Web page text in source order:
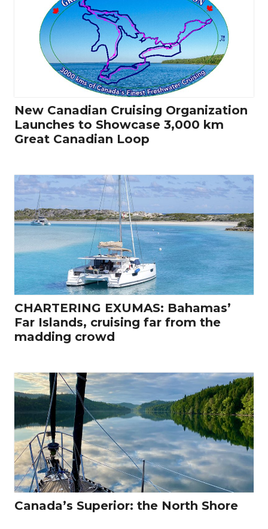
New Canadian Cruising Organization
Launches to Showcase 3,000 km
Great Canadian Loop
CHARTERING EXUMAS: Bahamas’
Far Islands, cruising far from the
madding crowd
Canada’s Superior: the North Shore